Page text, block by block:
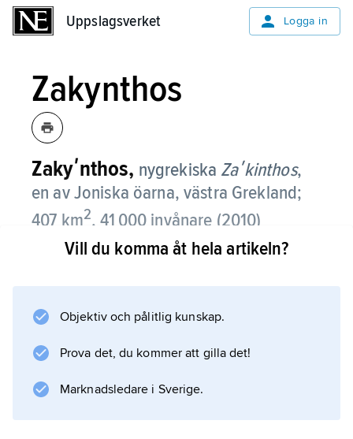
Uppslagsverket Logga in
Zakynthos
Zakyʹnthos, nygrekiska Zaʹkinthos,
en av Joniska öarna, västra Grekland;
407 km2, 41 000 invånare (2010)
Zakynthos ligger väster om nordvästra
medan de mellersta och östra delarna består
och jordbruk. Korinter, vindruvor, oliver och
grönsaker exporteras. Huvudort är Zakynthos,
Vill du komma åt hela artikeln?
Objektiv och pålitlig kunskap.
Prova det, du kommer att gilla det!
Marknadsledare i Sverige.